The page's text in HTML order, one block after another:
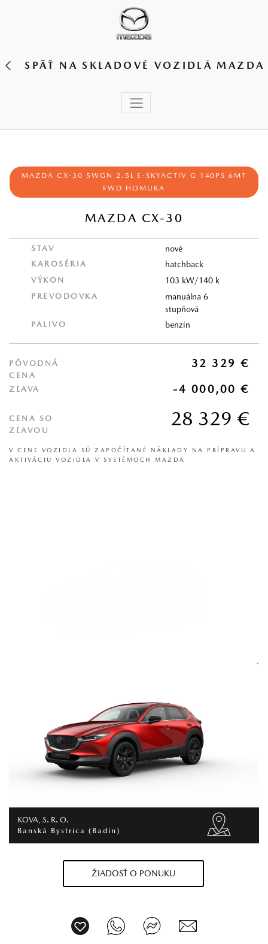
SPÄŤ NA SKLADOVÉ VOZIDLÁ MAZDA
MAZDA CX‑30 5WGN 2.5L E‑SKYACTIV G 140PS 6MT
FWD HOMURA
MAZDA CX-30
STAV nové
KAROSÉRIA hatchback
VÝKON 103 kW/140 k
PREVODOVKA
manuálna 6
stupňová
PALIVO benzín
PÔVODNÁ
CENA
32 329 €
ZĽAVA -4 000,00 €
CENA SO
ZĽAVOU
28 329 €
V CENE VOZIDLA SÚ ZAPOČÍTANÉ NÁKLADY NA PRÍPRAVU A
AKTIVÁCIU VOZIDLA V SYSTÉMOCH MAZDA
KOVA, S. R. O.
Banská Bystrica (Badín)
ŽIADOSŤ O PONUKU